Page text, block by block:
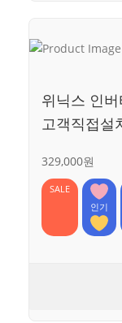
위닉스 인
고객직접설
329,000원
SALE
인기